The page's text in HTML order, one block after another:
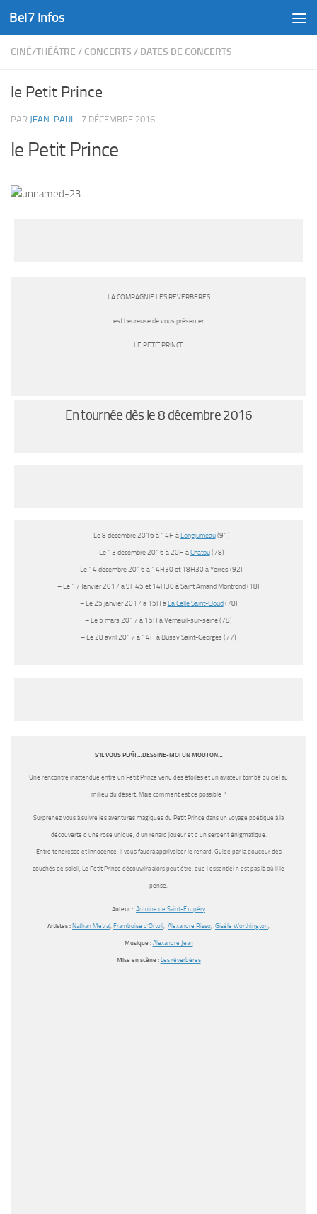
Skip to content
Bel7 Infos
CINÉ/THÉÂTRE / CONCERTS / DATES DE CONCERTS
le Petit Prince
PAR JEAN-PAUL · 7 DÉCEMBRE 2016
le Petit Prince
LA COMPAGNIE LES REVERBERES
est heureuse de vous présenter
LE PETIT PRINCE
En tournée dès le 8 décembre 2016
– Le 8 décembre 2016 à 14H àLongjumeau(91)
– Le 13 décembre 2016 à 20H àChatou(78)
– Le 14 décembre 2016 à 14H30 et 18H30 à Yerres (92)
– Le 17 Janvier 2017 à 9H45 et 14H30 à Saint Amand Montrond (18)
– Le 25 janvier 2017 à 15H àLa Celle Saint-Cloud(78)
– Le 5 mars 2017 à 15H à Verneuil-sur-seine (78)
– Le 28 avril 2017 à 14H à Bussy Saint-Georges (77)
S’IL VOUS PLAÎT…DESSINE-MOI UN MOUTON…
Une rencontre inattendue entre un Petit Prince venu des étoiles et un aviateur tombé du ciel au
milieu du désert. Mais comment est ce possible ?
Surprenez vous à suivre les aventures magiques du Petit Prince dans un voyage poétique à la
découverte d’une rose unique, d’un renard joueur et d’un serpent énigmatique.
Entre tendresse et innocence, il vous faudra apprivoiser le renard. Guidé par la douceur des
couchés de soleil, Le Petit Prince découvrira alors peut être, que l’essentiel n’est pas là où il le
pense.
Auteur : Antoine de Saint-Exupéry
Artistes : Nathan Metral Framboise d’Ortoli Alexandre Risso Gisèle Worthington
Musique : Alexandre Jean
Mise en scène : Les rêverbères